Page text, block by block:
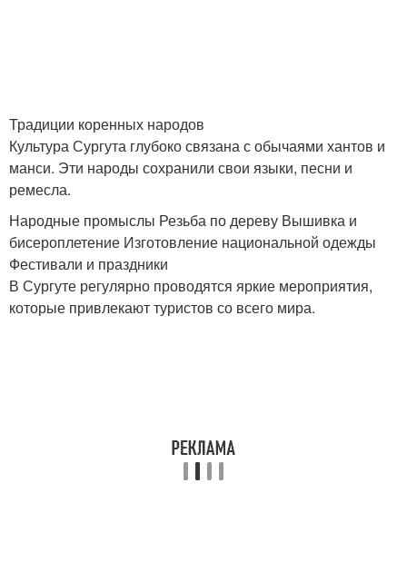
Традиции коренных народов
Культура Сургута глубоко связана с обычаями хантов и
манси. Эти народы сохранили свои языки, песни и
ремесла.
Народные промыслы Резьба по дереву Вышивка и
бисероплетение Изготовление национальной одежды
Фестивали и праздники
В Сургуте регулярно проводятся яркие мероприятия,
которые привлекают туристов со всего мира.